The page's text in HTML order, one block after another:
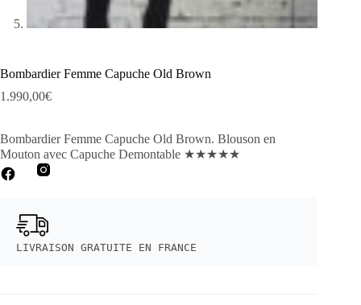
Bombardier Femme Capuche Old Brown
1.990,00€
Bombardier Femme Capuche Old Brown. Blouson en
Mouton avec Capuche Demontable ★★★★★
LIVRAISON GRATUITE EN FRANCE